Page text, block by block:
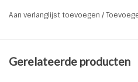
* Materiaal: Stainless Steel 316L
Aan verlanglijst toevoegen /
Gerelateerde producten